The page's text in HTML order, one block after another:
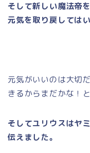
そして新しい魔法帝
元気を取り戻しては
元気がいいのは大切
きるからまだかな！
そしてユリウスはヤ
伝えました。